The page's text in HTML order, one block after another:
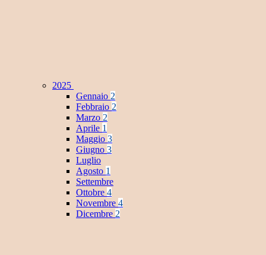
2025
Gennaio 2
Febbraio 2
Marzo 2
Aprile 1
Maggio 3
Giugno 3
Luglio
Agosto 1
Settembre
Ottobre 4
Novembre 4
Dicembre 2